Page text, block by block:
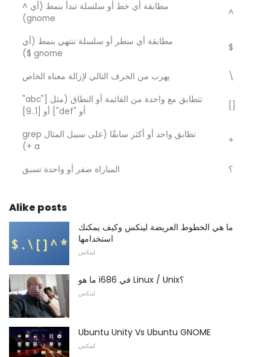
^
مطابقة أي خط أو سلسلة تبدأ بنمط (أي ^
gnome)
$
مطابقة أي سطر أو سلسلة تنتهي بنمط (أي
gnome $)
\
يهرب من الحرف التالي لإزالة معناه الخاص
تتطابق مع واحدة من القائمة أو النطاق (مثل ["abc"
أو "def"] أو [1..9]
+
تطابق واحد أو أكثر سابقًا (على سبيل المثال grep
a +)
؟
المباراة صفر أو واحدة تسبق
Alike posts
ما هي الخطوط العريضة لينكس وكيف يمكنك
استخدامها
لينكس
ما هو i686 في Linux / Unix؟
لينكس
Ubuntu Unity Vs Ubuntu GNOME
لينكس